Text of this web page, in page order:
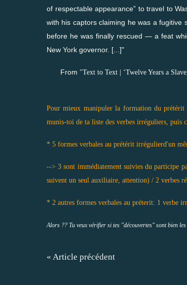
of respectable appearance” to travel to
with his captors claiming he was a fugitive
before he was finally rescued — a feat
New York governor. [...]"
From "Text to Text | ‘Twelve Years a
Pour mieux manipuler la formation du prétérit
munis-toi de ta liste des verbes irréguliers, puis
* 5 formes verbales au prétérit irrégulierd'un
--> 3 sont immédiatement suivies du participe
suivent un seul auxiliaire, attention) / 2 verbes
* 2 autres formes verbales au préterit: 1 verbe
Alors ?? Tu veux vérifier si tes "découvertes" sont bien
« Article précédent